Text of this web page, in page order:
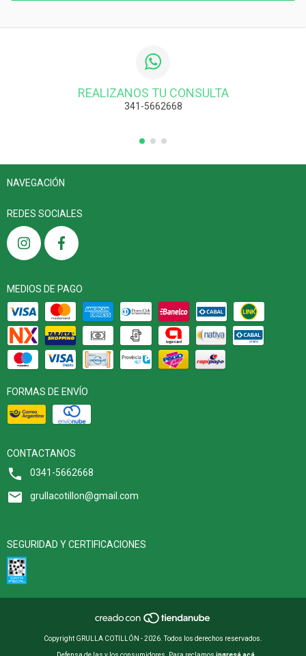
REALIZANOS TU CONSULTA
341-5662668
NAVEGACIÓN
REDES SOCIALES
MEDIOS DE PAGO
FORMAS DE ENVÍO
CONTACTANOS
0341-5662668
grullacotillon@gmail.com
SEGURIDAD Y CERTIFICACIONES
Copyright GRULLA COTILLÓN - 2026. Todos los derechos reservados.